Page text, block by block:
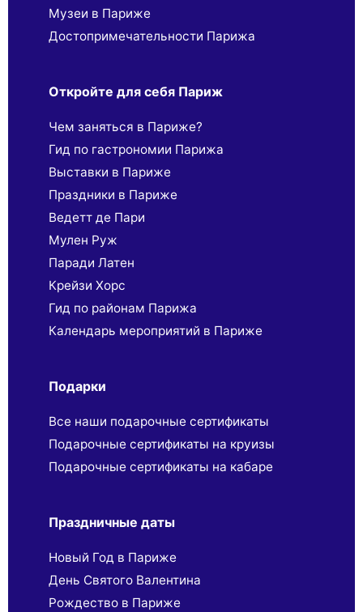
Музеи в Париже
Достопримечательности Парижа
Откройте для себя Париж
Чем заняться в Париже?
Гид по гастрономии Парижа
Выставки в Париже
Праздники в Париже
Ведетт де Пари
Мулен Руж
Паради Латен
Крейзи Хорс
Гид по районам Парижа
Календарь мероприятий в Париже
Подарки
Все наши подарочные сертификаты
Подарочные сертификаты на круизы
Подарочные сертификаты на кабаре
Праздничные даты
Новый Год в Париже
День Святого Валентина
Рождество в Париже